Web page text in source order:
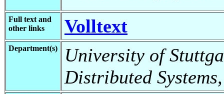
Full text and
other links
Volltext
Department(s)
University of
Distributed